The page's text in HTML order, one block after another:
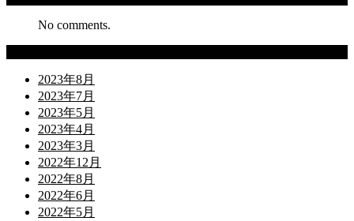
No comments.
2023年8月
2023年7月
2023年5月
2023年4月
2023年3月
2022年12月
2022年8月
2022年6月
2022年5月